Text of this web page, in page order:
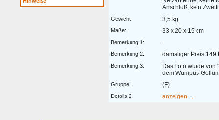
Anschluß, kein
Gewicht: 3,5 kg
Maße: 33 x 20 x 15 cm
Bemerkung 1: -
Bemerkung 2: damaliger Preis 149
Bemerkung 3:
Das Foto wurde von
dem Wumpus-
Gruppe: (F)
Details 2: anzeigen ...